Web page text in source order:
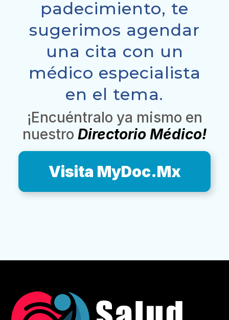
padecimiento, te
sugerimos agendar
una cita con un
médico especialista
en el tema.
¡Encuéntralo ya mismo en
nuestro Directorio Médico!
Visita MyDoc.Mx